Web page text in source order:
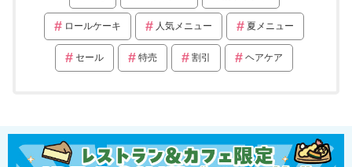
ロールケーキ 人気メニュー 夏メニュー
セール 特売 割引 ヘアケア